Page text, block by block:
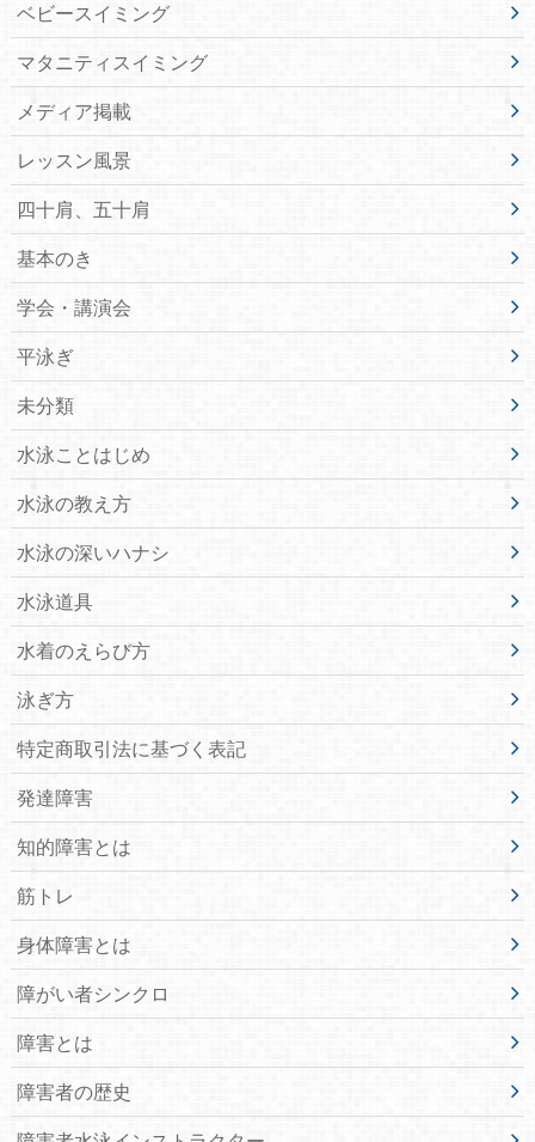
ベビースイミング
マタニティスイミング
メディア掲載
レッスン風景
四十肩、五十肩
基本のき
学会・講演会
平泳ぎ
未分類
水泳ことはじめ
水泳の教え方
水泳の深いハナシ
水泳道具
水着のえらび方
泳ぎ方
特定商取引法に基づく表記
発達障害
知的障害とは
筋トレ
身体障害とは
障がい者シンクロ
障害とは
障害者の歴史